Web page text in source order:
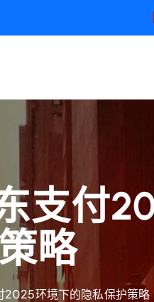
支付
略
2025环境下的隐私保护策略